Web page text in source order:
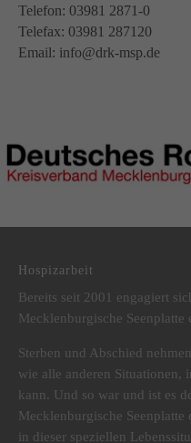
Telefon: 03981 2871-0
Telefax: 03981 287120
Email: info@drk-msp.de
Hospizarbeit
Bereits seit 2001 engagiert
Mecklenburgische
Sterben und Abschied
wie alle anderen Situationen,
kann. Und so war und ist es
Mecklenburgische
in dieser speziellen